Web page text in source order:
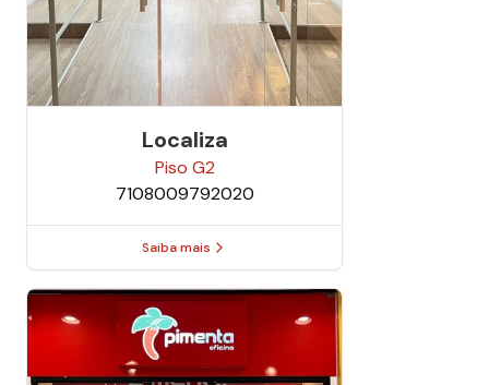
Localiza
Piso G2
7108009792020
Saiba mais